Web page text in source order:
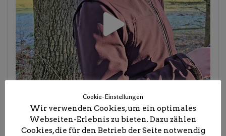
Cookie-Einstellungen
Wir verwenden Cookies, um ein optimales
Webseiten-Erlebnis zu bieten. Dazu zählen
Cookies, die für den Betrieb der Seite notwendig